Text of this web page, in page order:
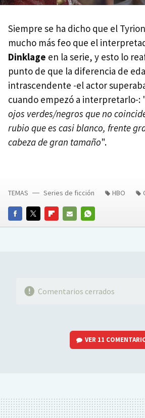
Siempre se ha dicho que el
mucho más feo que el
Dinklage en la serie, y esto lo
punto de que la diferencia de
intrascendente -el actor
cuando empezó a interpretarlo-:
ojos verdes/negros que no
rubio que es casi blanco, frente
cabeza de gran tamaño".
FACEBOOKTWITTERFLIPBOARD
E-
WHATSAPP
TEMAS Series de ficción HBO
Comentarios cerrados
VER 11